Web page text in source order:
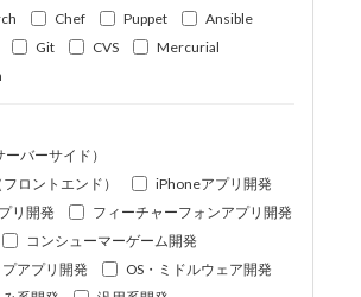
Chef Puppet
Ansible
Git CVS
Mercurial
バーサイド）
ロントエンド）
iPhoneアプリ開発
リ開発
フィーチャーフォンアプリ開発
コンシューマーゲーム開発
アプリ開発
OS・ミドルウェア開発